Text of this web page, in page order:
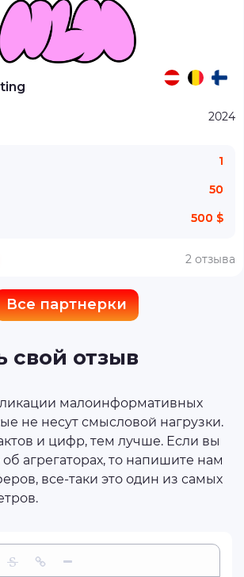
2024
1
50
500 $
2 отзыва
Все партнерки
свой отзыв
малоинформативных
не несут смысловой нагрузки.
и цифр, тем лучше. Если вы
агрегаторах, то напишите нам
все-таки это один из самых